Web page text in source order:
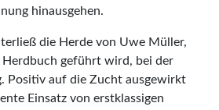
hinausgehen.
die Herde von Uwe Müller,
Herdbuch geführt wird, bei der
Positiv auf die Zucht ausgewirkt
Einsatz von erstklassigen